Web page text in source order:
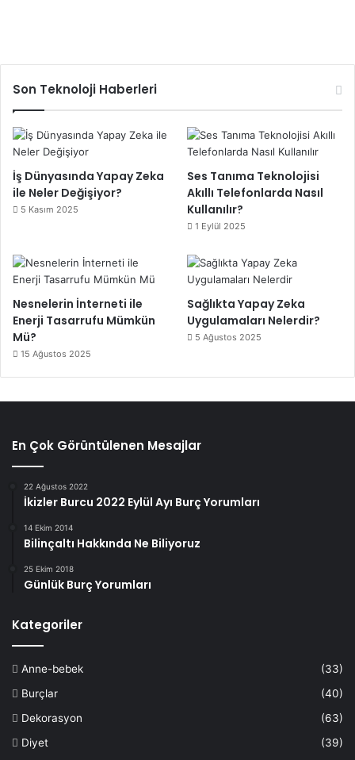
Son Teknoloji Haberleri
İş Dünyasında Yapay Zeka
ile Neler Değişiyor?
5 Kasım 2025
Ses Tanıma Teknolojisi
Akıllı Telefonlarda Nasıl
Kullanılır?
1 Eylül 2025
Nesnelerin İnterneti ile
Enerji Tasarrufu Mümkün
Mü?
15 Ağustos 2025
Sağlıkta Yapay Zeka
Uygulamaları Nelerdir?
5 Ağustos 2025
En Çok Görüntülenen Mesajlar
22 Ağustos 2022
İkizler Burcu 2022 Eylül Ayı Burç Yorumları
14 Ekim 2014
Bilinçaltı Hakkında Ne Biliyoruz
25 Ekim 2018
Günlük Burç Yorumları
Kategoriler
Anne-bebek
(33)
Burçlar
(40)
Dekorasyon
(63)
Diyet
(39)